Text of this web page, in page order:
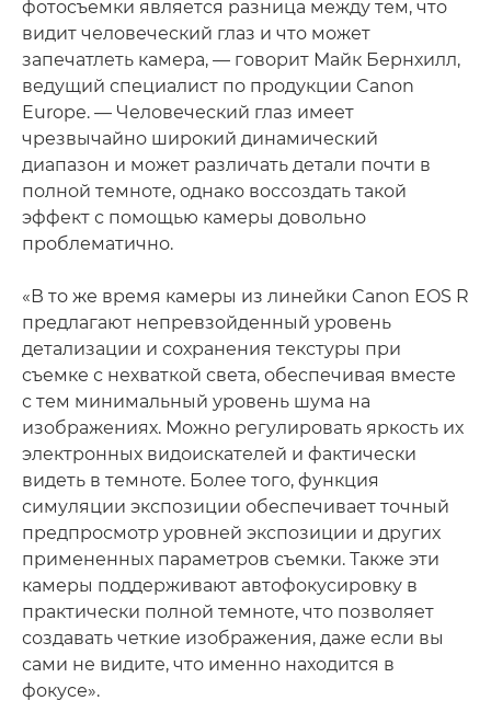
фотосъемки является разница между тем, что
видит человеческий глаз и что может
запечатлеть камера, — говорит Майк Бернхилл,
ведущий специалист по продукции Canon
Europe. — Человеческий глаз имеет
чрезвычайно широкий динамический
диапазон и может различать детали почти в
полной темноте, однако воссоздать такой
эффект с помощью камеры довольно
проблематично.
«В то же время камеры из линейки Canon EOS R
предлагают непревзойденный уровень
детализации и сохранения текстуры при
съемке с нехваткой света, обеспечивая вместе
с тем минимальный уровень шума на
изображениях. Можно регулировать яркость их
электронных видоискателей и фактически
видеть в темноте. Более того, функция
симуляции экспозиции обеспечивает точный
предпросмотр уровней экспозиции и других
примененных параметров съемки. Также эти
камеры поддерживают автофокусировку в
практически полной темноте, что позволяет
создавать четкие изображения, даже если вы
сами не видите, что именно находится в
фокусе».